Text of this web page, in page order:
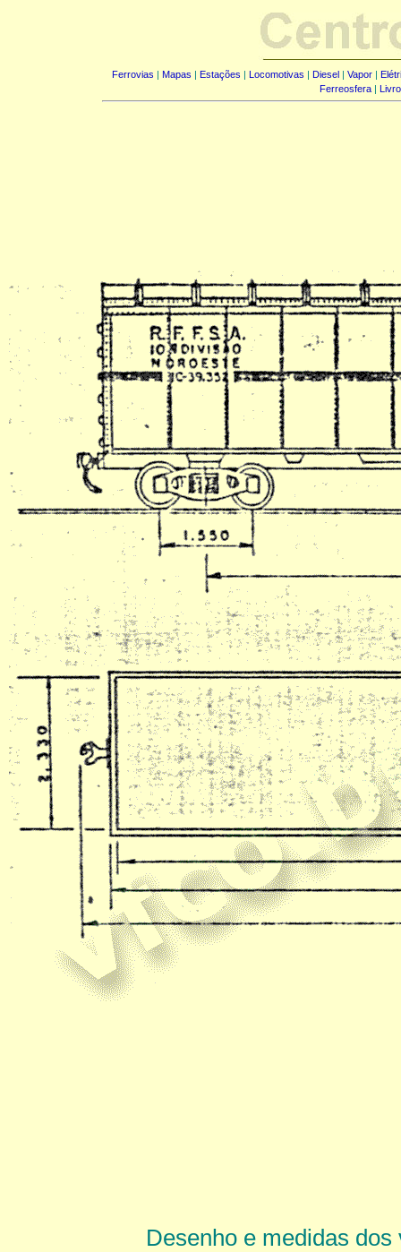
Ferrovias | Mapas | Estações | Locomotivas | Diesel | Vapor |
Ferreosfera |
Desenho e medidas